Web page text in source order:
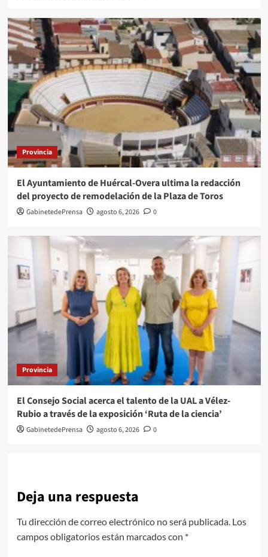
Provincia
El Ayuntamiento de Huércal-Overa ultima la redacción
del proyecto de remodelación de la Plaza de Toros
GabinetedePrensa agosto 6, 2026 0
Provincia
El Consejo Social acerca el talento de la UAL a Vélez-
Rubio a través de la exposición ‘Ruta de la ciencia’
GabinetedePrensa agosto 6, 2026 0
Deja una respuesta
Tu dirección de correo electrónico no será publicada. Los
campos obligatorios están marcados con *